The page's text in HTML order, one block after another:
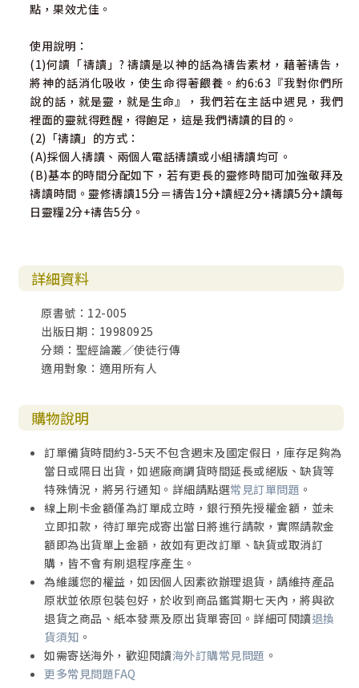
點，果效尤佳。
使用說明：
(1)何讀「禱讀」? 禱讀是以神的話為禱告素材，藉著禱告，
將神的話消化吸收，使生命得著餵養。約6:63『我對你們所
說的話，就是靈，就是生命』，我們若在主話中遇見，我們
裡面的靈就得甦醒，得飽足，這是我們禱讀的目的。
(2)「禱讀」的方式：
(A)採個人禱讀、兩個人電話禱讀或小組禱讀均可。
(B)基本的時間分配如下，若有更長的靈修時間可加強敬拜及
禱讀時間。靈修禱讀15分＝禱告1分+讀經2分+禱讀5分+讀每
日靈糧2分+禱告5分。
詳細資料
原書號：12-005
出版日期：19980925
分類：聖經論叢／使徒行傳
適用對象：適用所有人
購物說明
訂單備貨時間約3-5天不包含週末及國定假日，庫存足夠為
當日或隔日出貨，如遇廠商調貨時間延長或絕版、缺貨等
特殊情況，將另行通知。詳細請點選常見訂單問題 。
線上刷卡金額僅為訂單成立時，銀行預先授權金額，並未
立即扣款，待訂單完成寄出當日將進行請款，實際請款金
額即為出貨單上金額，故如有更改訂單、缺貨或取消訂
購，皆不會有刷退程序產生。
為維護您的權益，如因個人因素欲辦理退貨，請維持產品
原狀並依原包裝包好，於收到商品鑑賞期七天內，將與欲
退貨之商品、紙本發票及原出貨單寄回。詳細可閱讀退換
貨須知 。
如需寄送海外，歡迎閱讀海外訂購常見問題 。
更多常見問題FAQ